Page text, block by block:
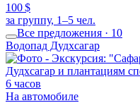
100 $
за группу, 1–5 чел.
Все предложения · 10
Водопад Дудхсагар
6 часов
На автомобиле